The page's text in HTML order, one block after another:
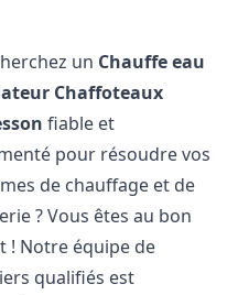
un Chauffe eau
Chaffoteaux
fiable et
pour résoudre vos
de chauffage et de
? Vous êtes au bon
! Notre équipe de
qualifiés est